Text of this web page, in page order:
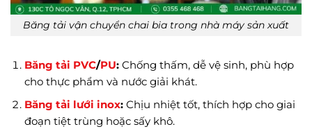
Băng tải vận chuyển chai bia trong nhà máy sản xuất
Băng tải PVC/PU:Chống thấm, dễ vệ sinh, phù hợp
cho thực phẩm và nước giải khát.
Băng tải lưới inox:Chịu nhiệt tốt, thích hợp cho giai
đoạn tiệt trùng hoặc sấy khô.